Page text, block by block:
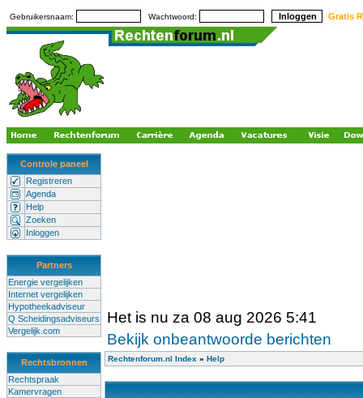
Gebruikersnaam: Wachtwoord: Gratis
Controle paneel
Registreren
Agenda
Help
Zoeken
Inloggen
Partners
Energie vergelijken
Internet vergelijken
Hypotheekadviseur
Q Scheidingsadviseurs
Vergelijk.com
Rechtsbronnen
Rechtspraak
Kamervragen
Het is nu za 08 aug 2026 5:41
Bekijk onbeantwoorde berichten
Rechtenforum.nl Index » Help